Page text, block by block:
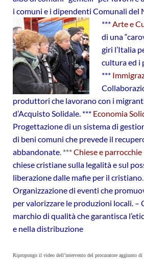
i comuni e i dipendenti Comunali del
***Artee
di una
giri l’Italia
cultura ed i
***
produttori che lavorano con i
d’Acquisto Solidale. *** Economia
Progettazione di un sistema di
di beni comuni che prevede il
abbandonate. ***Chiese e parrocchie
chiese cristiane sulla legalità e sul
liberazione dalle mafie per il cristiano
Organizzazione di eventi che
per valorizzare le produzioni locali. –
marchio di qualità che garantisca
e nella distribuzione
Ripropongo il video dell’intervento del procuratore aggiunto di